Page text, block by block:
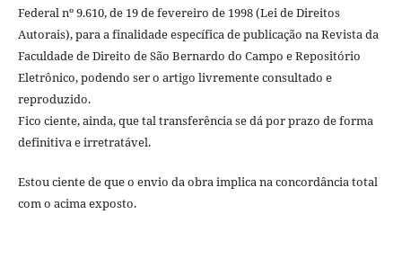
Federal nº 9.610, de 19 de fevereiro de 1998 (Lei de Direitos
Autorais), para a finalidade específica de publicação na Revista da
Faculdade de Direito de São Bernardo do Campo e Repositório
Eletrônico, podendo ser o artigo livremente consultado e
reproduzido.
Fico ciente, ainda, que tal transferência se dá por prazo de forma
definitiva e irretratável.
Estou ciente de que o envio da obra implica na concordância total
com o acima exposto.